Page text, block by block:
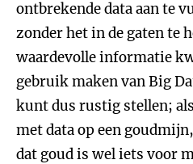
ontbrekende data aan te
zonder het in de gaten te
waardevolle informatie
gebruik maken van Big
kunt dus rustig stellen;
met data op een
dat goud is wel iets voor